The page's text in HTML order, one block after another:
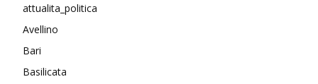
attualita_politica
Avellino
Bari
Basilicata